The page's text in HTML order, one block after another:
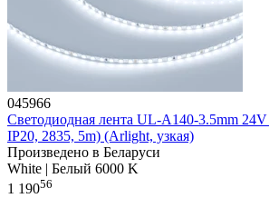
045966
Светодиодная лента UL-A140-3.5mm
IP20, 2835, 5m) (Arlight, узкая)
Произведено в Беларуси
White | Белый 6000 K
1 19056